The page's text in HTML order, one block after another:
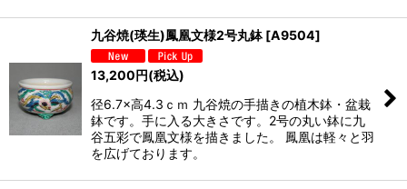
九谷焼(瑛生)鳳凰文様2号丸鉢 [A9504]
13,200円(税込)
径6.7×高4.3ｃｍ 九谷焼の手描きの植木鉢・盆栽
鉢です。手に入る大きさです。2号の丸い鉢に九
谷五彩で鳳凰文様を描きました。 鳳凰は軽々と羽
を広げております。